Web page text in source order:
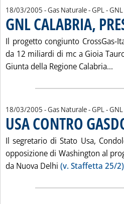
18/03/2005 - Gas Naturale - GPL - GNL
GNL CALABRIA,
Il progetto congiunto
da 12 miliardi di mc a Gioia
Giunta della Regione Calabria...
18/03/2005 - Gas Naturale - GPL - GNL
USA CONTRO
Il segretario di Stato Usa,
opposizione di Washington al
da Nuova Delhi (v. Staffetta 25/2)